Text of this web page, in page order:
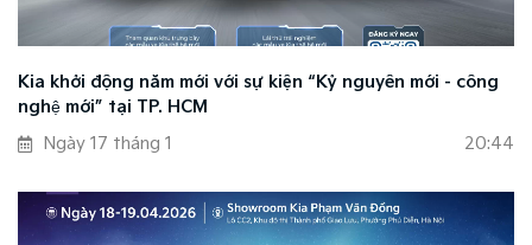
Kia khởi động năm mới với sự kiện “Kỷ nguyên mới - công
nghệ mới” tại TP. HCM
Ngày 17 tháng 1
20:44